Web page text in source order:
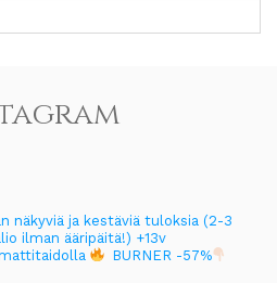
näkyviä ja kestäviä tuloksia (2-3
ilman ääripäitä!) +13v
BURNER -57%